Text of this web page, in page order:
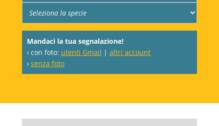
Mandaci la tua segnalazione!
› con foto: utenti Gmail | altri account
› senza foto